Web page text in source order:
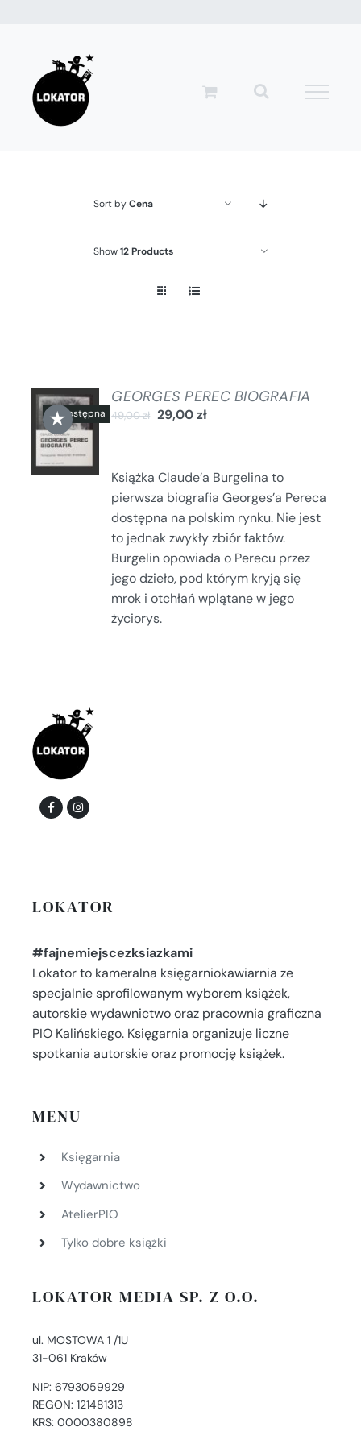
zawartości
Sort byCena
Show12 Products
★
SZCZEGÓŁY
GEORGES PEREC BIOGRAFIA
49,00zł 29,00zł
Książka Claude’a Burgelina to
pierwsza biografia Georges’a Pereca
dostępna na polskim rynku. Nie jest
to jednak zwykły zbiór faktów.
Burgelin opowiada o Perecu przez
jego dzieło, pod którym kryją się
mrok i otchłań wplątane w jego
życiorys.
LOKATOR
#fajnemiejscezksiazkami
Lokator to kameralna księgarniokawiarnia ze
specjalnie sprofilowanym wyborem książek,
autorskie wydawnictwo oraz pracownia graficzna
PIO Kalińskiego. Księgarnia organizuje liczne
spotkania autorskie oraz promocję książek.
MENU
Księgarnia
Wydawnictwo
AtelierPIO
Tylko dobre książki
LOKATOR MEDIA SP. Z O.O.
ul. MOSTOWA 1 /1U
31-061 Kraków
NIP: 6793059929
REGON: 121481313
KRS: 0000380898